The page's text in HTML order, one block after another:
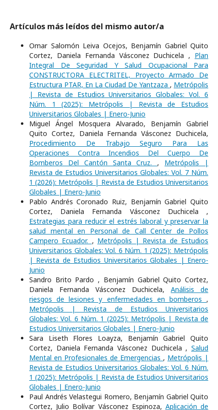
Artículos más leídos del mismo autor/a
Omar Salomón Leiva Ocejos, Benjamín Gabriel Quito
Cortez, Daniela Fernanda Vásconez Duchicela , Plan
Integral De Seguridad Y Salud Ocupacional Para
CONSTRUCTORA ELECTRITEL, Proyecto Armado De
Estructura PTAR, En La Ciudad De Yantzaza , Metrópolis
| Revista de Estudios Universitarios Globales: Vol. 6
Núm. 1 (2025): Metrópolis | Revista de Estudios
Universitarios Globales | Enero-Junio
Miguel Ángel Mosquera Alvarado, Benjamín Gabriel
Quito Cortez, Daniela Fernanda Vásconez Duchicela,
Procedimiento De Trabajo Seguro Para Las
Operaciones Contra Incendios Del Cuerpo De
Bomberos Del Cantón Santa Cruz. , Metrópolis |
Revista de Estudios Universitarios Globales: Vol. 7 Núm.
1 (2026): Metrópolis | Revista de Estudios Universitarios
Globales | Enero-Junio
Pablo Andrés Coronado Ruiz, Benjamín Gabriel Quito
Cortez, Daniela Fernanda Vásconez Duchicela ,
Estrategias para reducir el estrés laboral y preservar la
salud mental en Personal de Call Center de Pollos
Campero Ecuador. , Metrópolis | Revista de Estudios
Universitarios Globales: Vol. 6 Núm. 1 (2025): Metrópolis
| Revista de Estudios Universitarios Globales | Enero-
Junio
Sandro Brito Pardo , Benjamín Gabriel Quito Cortez,
Daniela Fernanda Vásconez Duchicela, Análisis de
riesgos de lesiones y enfermedades en bomberos ,
Metrópolis | Revista de Estudios Universitarios
Globales: Vol. 6 Núm. 1 (2025): Metrópolis | Revista de
Estudios Universitarios Globales | Enero-Junio
Sara Liseth Flores Loayza, Benjamín Gabriel Quito
Cortez, Daniela Fernanda Vásconez Duchicela , Salud
Mental en Profesionales de Emergencias , Metrópolis |
Revista de Estudios Universitarios Globales: Vol. 6 Núm.
1 (2025): Metrópolis | Revista de Estudios Universitarios
Globales | Enero-Junio
Paul Andrés Velastegui Romero, Benjamín Gabriel Quito
Cortez, Julio Bolívar Vásconez Espinoza, Aplicación de